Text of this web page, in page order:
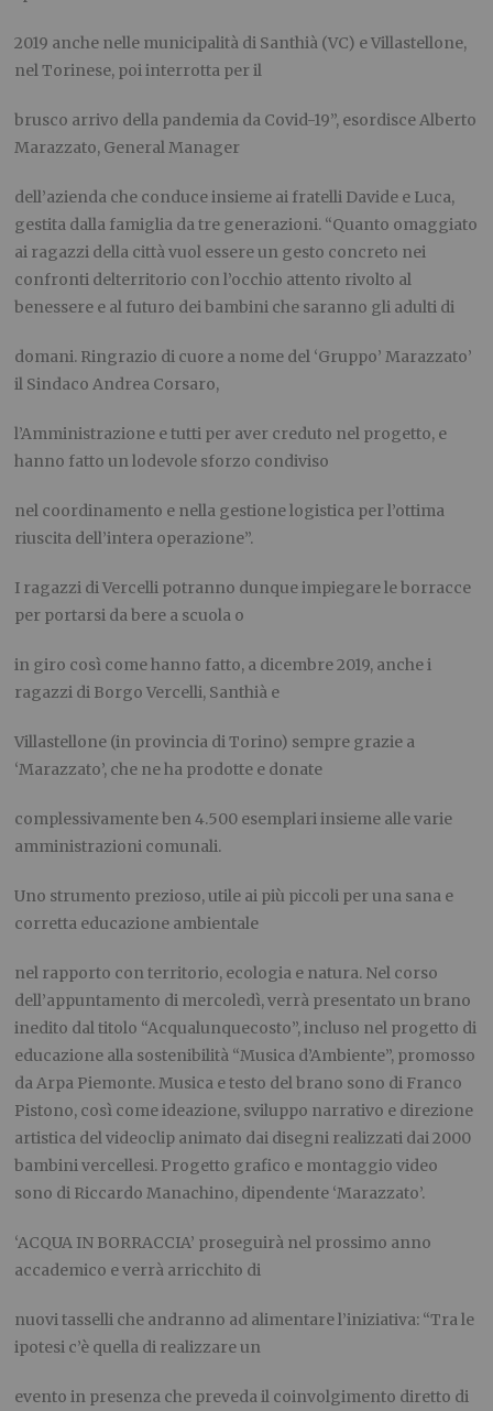
2019 anche nelle municipalità di Santhià (VC) e Villastellone,
nel Torinese, poi interrotta per il
brusco arrivo della pandemia da Covid-19”, esordisce Alberto
Marazzato, General Manager
dell’azienda che conduce insieme ai fratelli Davide e Luca,
gestita dalla famiglia da tre generazioni. “Quanto omaggiato
ai ragazzi della città vuol essere un gesto concreto nei
confronti delterritorio con l’occhio attento rivolto al
benessere e al futuro dei bambini che saranno gli adulti di
domani. Ringrazio di cuore a nome del ‘Gruppo’ Marazzato’
il Sindaco Andrea Corsaro,
l’Amministrazione e tutti per aver creduto nel progetto, e
hanno fatto un lodevole sforzo condiviso
nel coordinamento e nella gestione logistica per l’ottima
riuscita dell’intera operazione”.
I ragazzi di Vercelli potranno dunque impiegare le borracce
per portarsi da bere a scuola o
in giro così come hanno fatto, a dicembre 2019, anche i
ragazzi di Borgo Vercelli, Santhià e
Villastellone (in provincia di Torino) sempre grazie a
‘Marazzato’, che ne ha prodotte e donate
complessivamente ben 4.500 esemplari insieme alle varie
amministrazioni comunali.
Uno strumento prezioso, utile ai più piccoli per una sana e
corretta educazione ambientale
nel rapporto con territorio, ecologia e natura. Nel corso
dell’appuntamento di mercoledì, verrà presentato un brano
inedito dal titolo “Acqualunquecosto”, incluso nel progetto di
educazione alla sostenibilità “Musica d’Ambiente”, promosso
da Arpa Piemonte. Musica e testo del brano sono di Franco
Pistono, così comeideazione, sviluppo narrativo e direzione
artistica del videoclip animato dai disegni realizzati dai2000
bambini vercellesi. Progetto grafico e montaggio video
sono di Riccardo Manachino, dipendente ‘Marazzato’.
‘ACQUA IN BORRACCIA’ proseguirà nel prossimo anno
accademico e verrà arricchito di
nuovi tasselli che andranno ad alimentare l’iniziativa: “Tra le
ipotesi c’è quella di realizzare un
evento in presenza che preveda il coinvolgimento diretto di